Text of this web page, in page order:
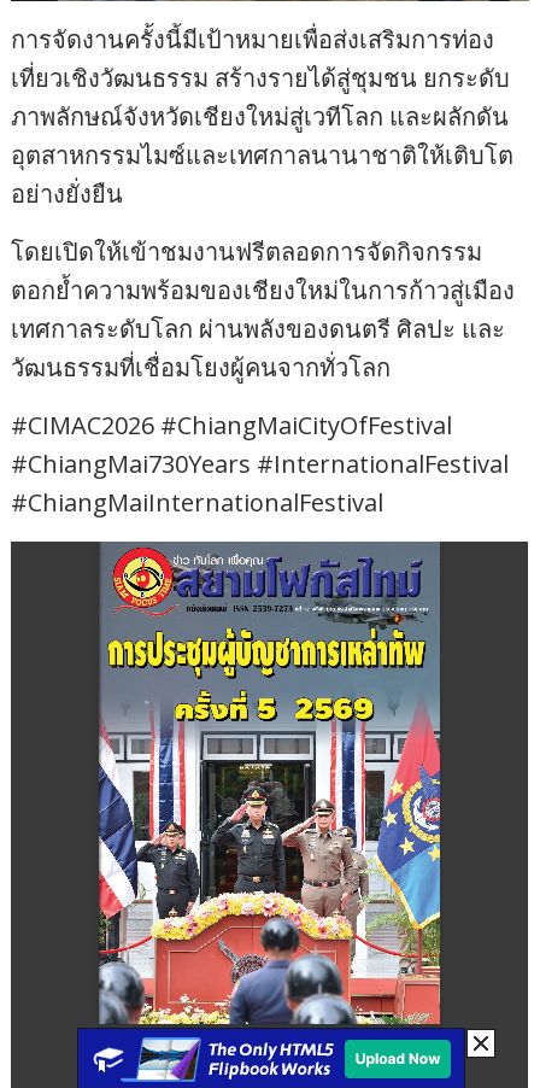
การจัดงานครั้งนี้มีเป้าหมายเพื่อส่งเสริมการท่อง
เที่ยวเชิงวัฒนธรรม สร้างรายได้สู่ชุมชน ยกระดับ
ภาพลักษณ์จังหวัดเชียงใหม่สู่เวทีโลก และผลักดัน
อุตสาหกรรมไมซ์และเทศกาลนานาชาติให้เติบโต
อย่างยั่งยืน
โดยเปิดให้เข้าชมงานฟรีตลอดการจัดกิจกรรม
ตอกย้ำความพร้อมของเชียงใหม่ในการก้าวสู่เมือง
เทศกาลระดับโลก ผ่านพลังของดนตรี ศิลปะ และ
วัฒนธรรมที่เชื่อมโยงผู้คนจากทั่วโลก
#CIMAC2026 #ChiangMaiCityOfFestival
#ChiangMai730Years #InternationalFestival
#ChiangMaiInternationalFestival